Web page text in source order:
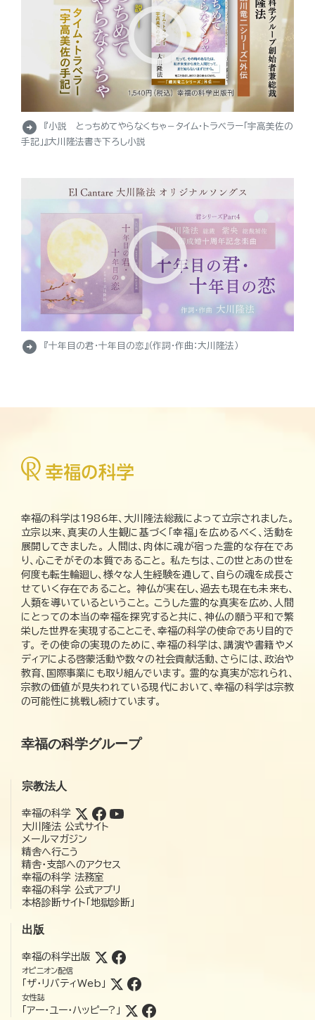
arrow_circle_right
『小説 とっちめてやらなくちゃ－タイム・トラベラー「宇高美佐の
手記」』大川隆法書き下ろし小説
arrow_circle_right 『十年目の君・十年目の恋』（作詞・作曲：大川隆法）
幸福の科学は1986年、大川隆法総裁によって立宗されました。
立宗以来、真実の人生観に基づく「幸福」を広めるべく、活動を
展開してきました。 人間は、肉体に魂が宿った霊的な存在であ
り、心こそがその本質であること。 私たちは、この世とあの世を
何度も転生輪廻し、様々な人生経験を通して、自らの魂を成長さ
せていく存在であること。 神仏が実在し、過去も現在も未来も、
人類を導いているということ。 こうした霊的な真実を広め、人間
にとっての本当の幸福を探究すると共に、神仏の願う平和で繁
栄した世界を実現することこそ、幸福の科学の使命であり目的で
す。 その使命の実現のために、幸福の科学は、講演や書籍やメ
ディアによる啓蒙活動や数々の社会貢献活動、さらには、政治や
教育、国際事業にも取り組んでいます。 霊的な真実が忘れられ、
宗教の価値が見失われている現代において、幸福の科学は宗教
の可能性に挑戦し続けています。
幸福の科学グループ
宗教法人
幸福の科学
大川隆法 公式サイト
メールマガジン
精舎へ行こう
精舎・支部へのアクセス
幸福の科学 法務室
幸福の科学 公式アプリ
本格診断サイト「地獄診断」
出版
幸福の科学出版
オピニオン配信
「ザ・リバティWeb」
女性誌
「アー・ユー・ハッピー?」